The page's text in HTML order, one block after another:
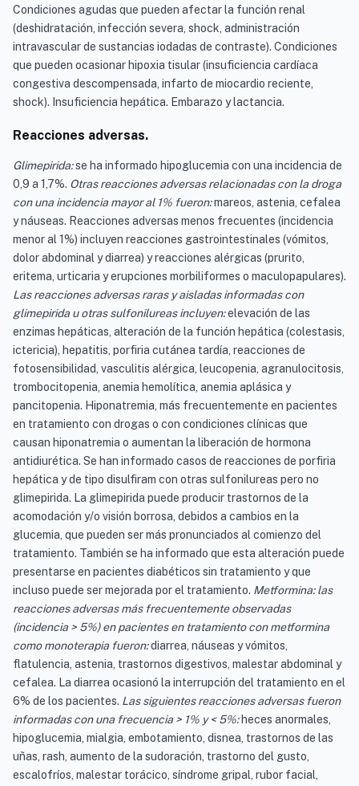
Condiciones agudas que pueden afectar la función renal
(deshidratación, infección severa, shock, administración
intravascular de sustancias iodadas de contraste). Condiciones
que pueden ocasionar hipoxia tisular (insuficiencia cardíaca
congestiva descompensada, infarto de miocardio reciente,
shock). Insuficiencia hepática. Embarazo y lactancia.
Reacciones adversas.
Glimepirida:se ha informado hipoglucemia con una incidencia de
0,9 a 1,7%. Otras reacciones adversas relacionadas con la droga
con una incidencia mayor al 1% fueron:mareos, astenia, cefalea
y náuseas. Reacciones adversas menos frecuentes (incidencia
menor al 1%) incluyen reacciones gastrointestinales (vómitos,
dolor abdominal y diarrea) y reacciones alérgicas (prurito,
eritema, urticaria y erupciones morbiliformes o maculopapulares).
Las reacciones adversas raras y aisladas informadas con
glimepirida u otras sulfonilureas incluyen:elevación de las
enzimas hepáticas, alteración de la función hepática (colestasis,
ictericia), hepatitis, porfiria cutánea tardía, reacciones de
fotosensibilidad, vasculitis alérgica, leucopenia, agranulocitosis,
trombocitopenia, anemia hemolítica, anemia aplásica y
pancitopenia. Hiponatremia, más frecuentemente en pacientes
en tratamiento con drogas o con condiciones clínicas que
causan hiponatremia o aumentan la liberación de hormona
antidiurética. Se han informado casos de reacciones de porfiria
hepática y de tipo disulfiram con otras sulfonilureas pero no
glimepirida. La glimepirida puede producir trastornos de la
acomodación y/o visión borrosa, debidos a cambios en la
glucemia, que pueden ser más pronunciados al comienzo del
tratamiento. También se ha informado que esta alteración puede
presentarse en pacientes diabéticos sin tratamiento y que
incluso puede ser mejorada por el tratamiento. Metformina: las
reacciones adversas más frecuentemente observadas
(incidencia > 5%) en pacientes en tratamiento con metformina
como monoterapia fueron:diarrea, náuseas y vómitos,
flatulencia, astenia, trastornos digestivos, malestar abdominal y
cefalea. La diarrea ocasionó la interrupción del tratamiento en el
6% de los pacientes. Las siguientes reacciones adversas fueron
informadas con una frecuencia > 1% y < 5%:heces anormales,
hipoglucemia, mialgia, embotamiento, disnea, trastornos de las
uñas, rash, aumento de la sudoración, trastorno del gusto,
escalofríos, malestar torácico, síndrome gripal, rubor facial,